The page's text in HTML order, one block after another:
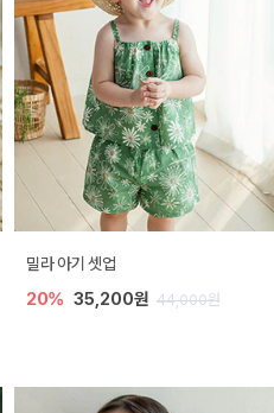
밀라 아기 셋업
20% 35,200원 44,000원